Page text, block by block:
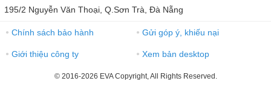
195/2 Nguyễn Văn Thoại, Q.Sơn Trà, Đà Nẵng
● Chính sách bảo hành ● Gửi góp ý, khiếu nại
● Giới thiệu công ty ● Xem bản desktop
© 2016-2026 EVA Copyright, All Rights Reserved.